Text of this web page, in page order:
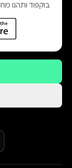
בוקפוד ותהנו